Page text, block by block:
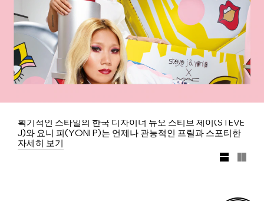
획기적인 스타일의 한국 디자이너 듀오 스티브 제이(STEVE
J)와 요니 피(YONI P)는 언제나 관능적인 프릴과 스포티한
설렘 사이에 완벽한 밸런스를 찾아냅니다. 이 멋진 디자이너
듀오가 선보이는 맥(M·A·C)의 특별한 컬렉션 역시 그들의
자세히 보기